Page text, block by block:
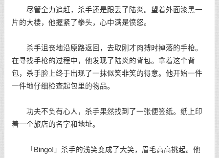
尽管全力追赶，杀手还是跟丢了陆炎。望着外面漆黑一
片的大楼，他握紧了拳头，心中满是愤怒。
杀手沮丧地沿原路返回，去取刚才肉搏时掉落的手枪。
在寻找手枪的过程中，他发现了陆炎的背包。拿着这个背
包，杀手脸上终于出现了一抹似笑非笑的得意。他开始一件
一件地仔细检查起包里的物品。
功夫不负有心人，杀手果然找到了一张便签纸。纸上印
着一个旅店的名字和地址。
「Bingo!」杀手的浅笑变成了大笑，眉毛高高挑起。他